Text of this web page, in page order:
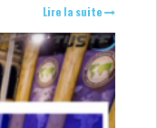
Lire la suite